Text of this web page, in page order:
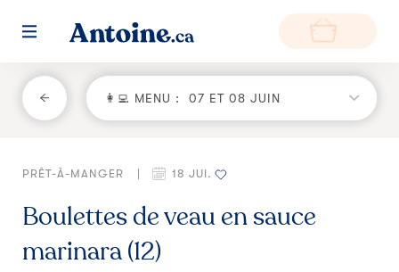
RETOUR
Fonctionnement
Environnement
Producteurs
👩‍💻 MENU : 07 ET 08 JUIN
PRÊT-À-MANGER 18 JUI.
Boulettes de veau en sauce
marinara (12)